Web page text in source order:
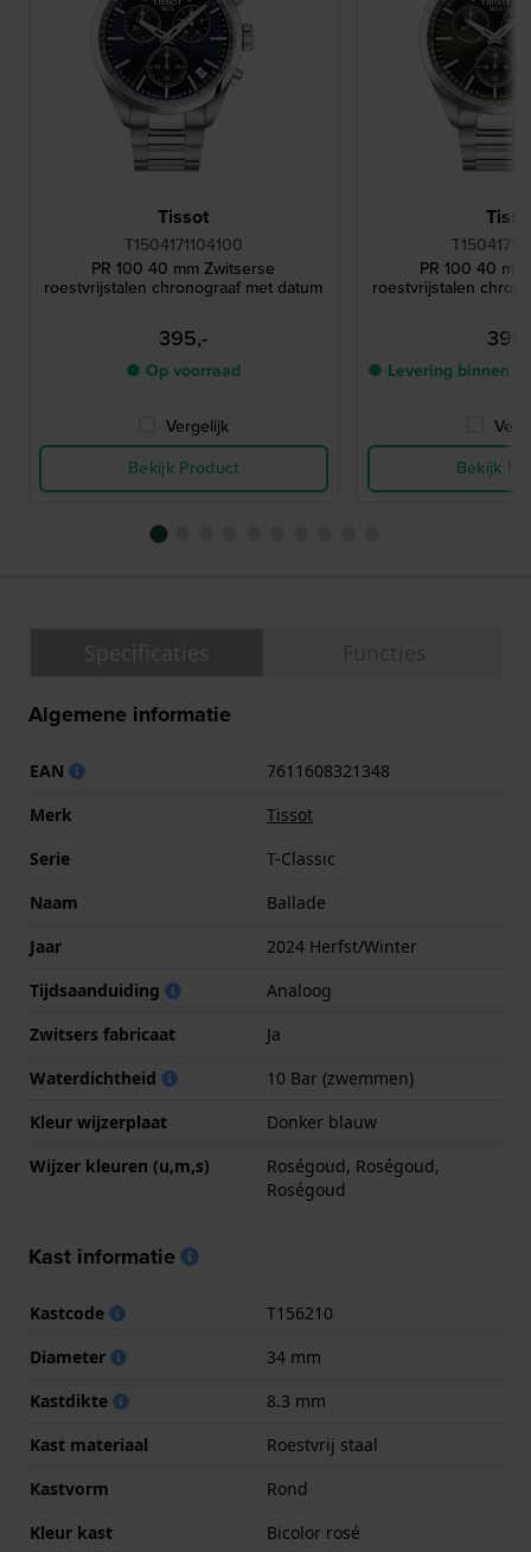
Tissot
T1504171104100
PR 100 40 mm Zwitserse
roestvrijstalen chronograaf met datum
395,-
● Op voorraad
Vergelijk
Bekijk Product
PR 100 40
roestvrijstalen
● Levering binnen
Bekijk
Algemene informatie
EAN
7611608321348
Merk
Tissot
Serie
T-Classic
Naam
Ballade
Jaar
2024 Herfst/Winter
Tijdsaanduiding
Analoog
Zwitsers fabricaat
Ja
Waterdichtheid
10 Bar (zwemmen)
Kleur wijzerplaat
Donker blauw
Wijzer kleuren (u,m,s)
Roségoud, Roségoud,
Roségoud
Kast informatie
Kastcode
T156210
Diameter
34 mm
Kastdikte
8.3 mm
Kast materiaal
Roestvrij staal
Kastvorm
Rond
Kleur kast
Bicolor rosé